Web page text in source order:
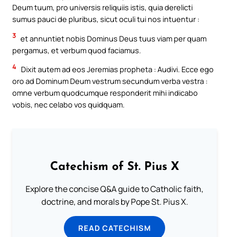
Deum tuum, pro universis reliquiis istis, quia derelicti
sumus pauci de pluribus, sicut oculi tui nos intuentur :
3 et annuntiet nobis Dominus Deus tuus viam per quam
pergamus, et verbum quod faciamus.
4 Dixit autem ad eos Jeremias propheta : Audivi. Ecce ego
oro ad Dominum Deum vestrum secundum verba vestra :
omne verbum quodcumque responderit mihi indicabo
vobis, nec celabo vos quidquam.
Catechism of St. Pius X
Explore the concise Q&A guide to Catholic faith,
doctrine, and morals by Pope St. Pius X.
READ CATECHISM